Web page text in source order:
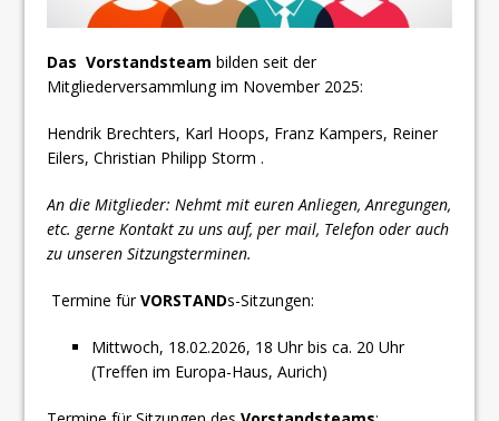
Das Vorstandsteam bilden seit der
Mitgliederversammlung im November 2025:
Hendrik Brechters, Karl Hoops, Franz Kampers, Reiner
Eilers, Christian Philipp Storm .
An die Mitglieder: Nehmt mit euren Anliegen, Anregungen,
etc. gerne Kontakt zu uns auf, per mail, Telefon oder auch
zu unseren Sitzungsterminen.
Termine fürVORSTANDs-Sitzungen:
Mittwoch, 18.02.2026, 18 Uhr bis ca. 20 Uhr
(Treffen im Europa-Haus, Aurich)